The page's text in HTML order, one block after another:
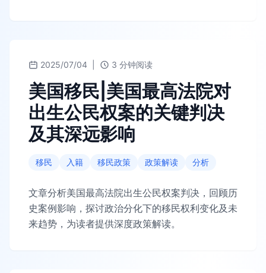
2025/07/04 3 分钟阅读
美国移民|美国最高法院对
出生公民权案的关键判决
及其深远影响
移民 入籍 移民政策 政策解读 分析
文章分析美国最高法院出生公民权案判决，回顾历
史案例影响，探讨政治分化下的移民权利变化及未
来趋势，为读者提供深度政策解读。